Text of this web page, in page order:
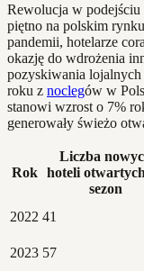
Rewolucja w podejściu
piętno na polskim
pandemii, hotelarze
okazję do wdrożenia
pozyskiwania lojalnych
roku z noclegów w
stanowi wzrost o 7%
generowały świeżo
Rok
Liczba
hoteli
sezon
2022 41
2023 57